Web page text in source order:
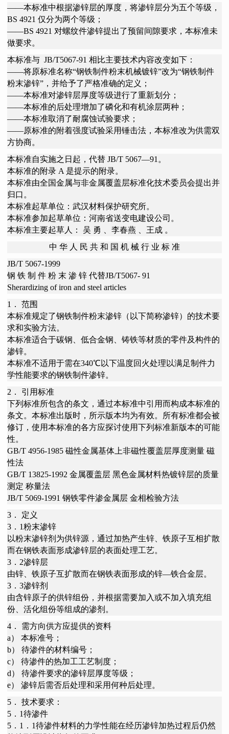
——本标准中根据渗锌层的厚度，将渗锌层分为五个等级，
BS 4921 仅分为两个等级；
——BS 4921 对螺纹件渗锌提出了预留间隙要求，本标准未
做要求。
本标准与 JB/T5067-91 相比主要技术内容改变如下：
——将原标准名称“钢铁制件粉末机械镀锌”改为“钢铁制件
粉末渗锌”，并给予了严格准确的定义；
——本标准对渗锌层厚度等级进行了重新划分；
——本标准的后处理增加了磷化和有机涂层两种；
——本标准取消了耐腐蚀试验要求；
——原标准的附着强度试验采用锤击法，本标准改为供需双
方协商。
本标准自实施之日起，代替 JB/T 5067—91。
本标准的附录 A 是提示的附录。
本标准由全国金属与非金属覆盖层标准化技术委员会提出并
归口。
本标准起草单位：武汉材料保护研究所。
本标准参加起草单位：河南省送变电建设公司。
本标准主要起草人： 吴 勇 、李春燕 、王成 。
中 华 人 民 共 和 国 机 械 行 业 标 准
JB/T 5067-1999
钢 铁 制 件 粉 末 渗 锌 代替JB/T5067- 91
Sherardizing of iron and steel articles
1． 范围
本标准规定了钢铁制件粉末渗锌（以下简称渗锌）的技术要
求和实验方法。
本标准适合于碳钢、低合金钢、铸铁等材质的零件及构件的
渗锌。
本标准不适用于需在340℃以下温度回火处理以满足制件力
学性能要求的钢铁制件渗锌。
2． 引用标准
下列标准所包含的条文，通过本标准中引用而构成本标准的
条文。本标准出版时，所示版本均为有效。所有标准都会被
修订，使用本标准的各方应探讨使用下列标准新版本的可能
性。
GB/T 4956-1985 磁性金属基体上非磁性覆盖层厚度测量 磁
性法
GB/T 13825-1992 金属覆盖层 黑色金属材料热镀锌层的质量
测定 称量法
JB/T 5069-1991 钢铁零件渗金属层 金相检验方法
3． 定义
3．1粉末渗锌
以粉末渗锌剂为供锌源，通过加热产生锌、铁原子互相扩散
而在钢铁表面形成渗锌层的表面处理工艺。
3．2渗锌层
由锌、铁原子互扩散而在钢铁表面形成的锌—铁合金层。
3．3渗锌剂
由含锌原子的供锌组份，并根据需要加入或不加入填充组
份、活化组份等组成的渗剂。
4． 需方向供方应提供的资料
a） 本标准号；
b） 待渗件的材料编号；
c） 待渗件的热加工工艺制度；
d） 待渗件要求的渗锌层厚度等级；
e） 渗锌后需否后处理和采用何种后处理。
5． 技术要求：
5．1待渗件
5．1．1待渗件材料的力学性能在经历渗锌加热过程后仍然